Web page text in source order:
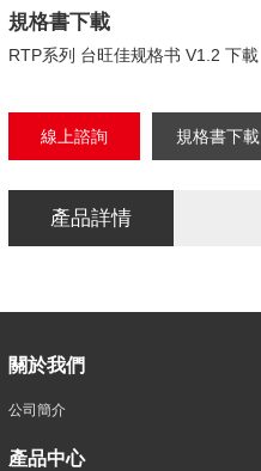
規格書下載
RTP系列 台旺佳规格书 V1.2 下載
線上諮詢 規格書下載
產品詳情
關於我們
公司簡介
產品中心